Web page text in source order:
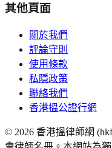
其他頁面
關於我們
評論守則
使用條款
私隱政策
聯絡我們
香港搵公證行網
© 2026 香港搵律師網